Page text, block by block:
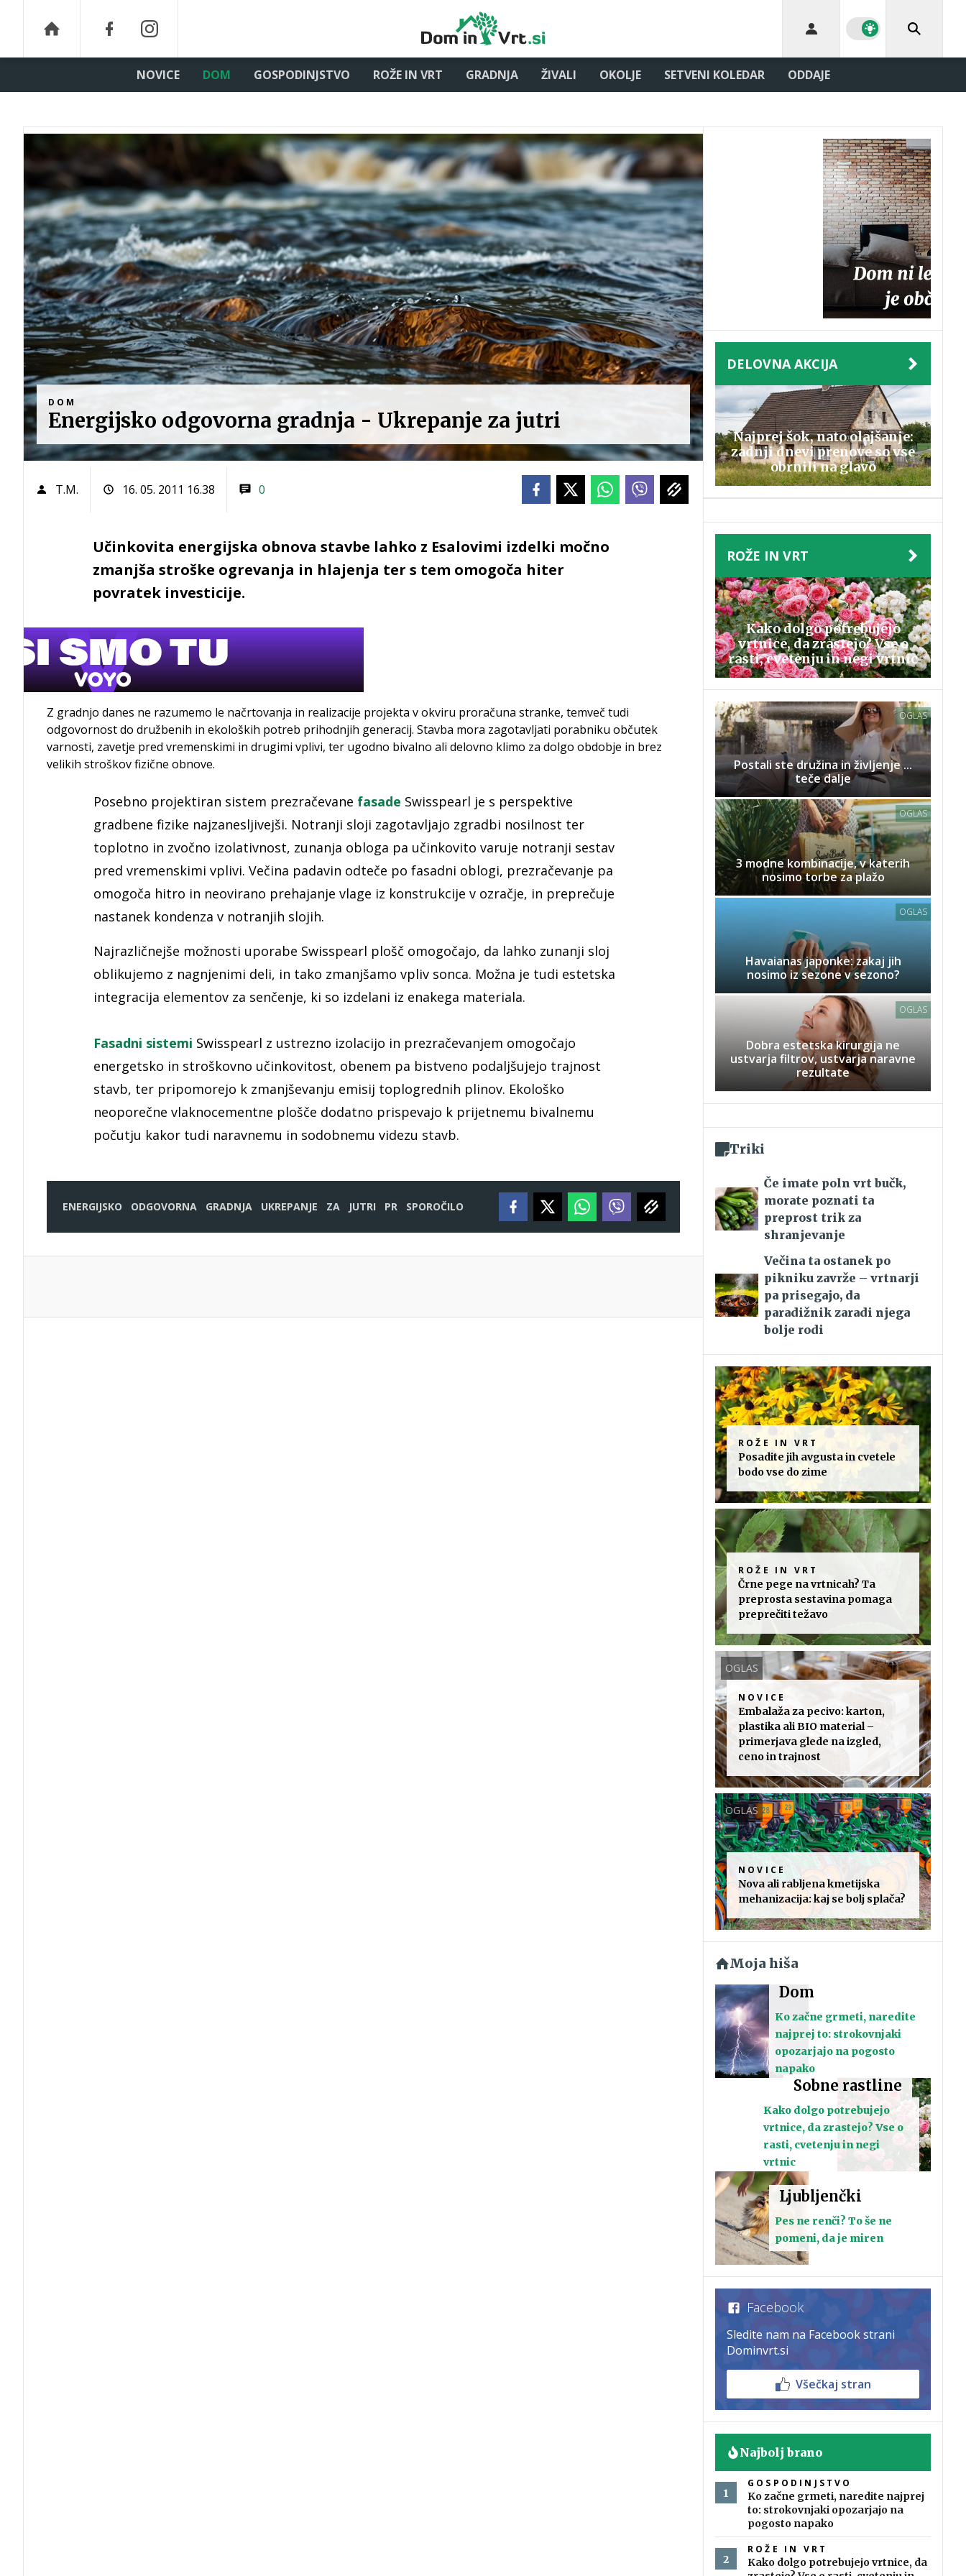
NOVICE DOM GOSPODINJSTVO ROŽE IN VRT GRADNJA ŽIVALI OKOLJE SETVENI KOLEDAR ODDAJE
DOM
Energijsko odgovorna gradnja - Ukrepanje za jutri
T.M. 16. 05. 2011 16.38 0
Učinkovita energijska obnova stavbe lahko z Esalovimi izdelki močno
zmanjša stroške ogrevanja in hlajenja ter s tem omogoča hiter
povratek investicije.
Z gradnjo danes ne razumemo le načrtovanja in realizacije projekta v okviru proračuna stranke, temveč tudi
odgovornost do družbenih in ekoloških potreb prihodnjih generacij. Stavba mora zagotavljati porabniku občutek
varnosti, zavetje pred vremenskimi in drugimi vplivi, ter ugodno bivalno ali delovno klimo za dolgo obdobje in brez
velikih stroškov fizične obnove.
Posebno projektiran sistem prezračevane fasade Swisspearl je s perspektive
gradbene fizike najzanesljivejši. Notranji sloji zagotavljajo zgradbi nosilnost ter
toplotno in zvočno izolativnost, zunanja obloga pa učinkovito varuje notranji sestav
pred vremenskimi vplivi. Večina padavin odteče po fasadni oblogi, prezračevanje pa
omogoča hitro in neovirano prehajanje vlage iz konstrukcije v ozračje, in preprečuje
nastanek kondenza v notranjih slojih.
Najrazličnejše možnosti uporabe Swisspearl plošč omogočajo, da lahko zunanji sloj
oblikujemo z nagnjenimi deli, in tako zmanjšamo vpliv sonca. Možna je tudi estetska
integracija elementov za senčenje, ki so izdelani iz enakega materiala.
Fasadni sistemi Swisspearl z ustrezno izolacijo in prezračevanjem omogočajo
energetsko in stroškovno učinkovitost, obenem pa bistveno podaljšujejo trajnost
stavb, ter pripomorejo k zmanjševanju emisij toplogrednih plinov. Ekološko
neoporečne vlaknocementne plošče dodatno prispevajo k prijetnemu bivalnemu
počutju kakor tudi naravnemu in sodobnemu videzu stavb.
ENERGIJSKO ODGOVORNA GRADNJA UKREPANJE ZA JUTRI PR SPOROČILO
DELOVNA AKCIJA
Najprej šok, nato olajšanje:
zadnji dnevi prenove so vse
obrnili na glavo
ROŽE IN VRT
Kako dolgo potrebujejo
vrtnice, da zrastejo? Vse o
rasti, cvetenju in negi vrtnic
OGLAS
Postali ste družina in življenje ...
teče dalje
OGLAS
3 modne kombinacije, v katerih
nosimo torbe za plažo
OGLAS
Havaianas japonke: zakaj jih
nosimo iz sezone v sezono?
OGLAS
Dobra estetska kirurgija ne
ustvarja filtrov, ustvarja naravne
rezultate
Triki
Če imate poln vrt bučk,
morate poznati ta
preprost trik za
shranjevanje
Večina ta ostanek po
pikniku zavrže – vrtnarji
pa prisegajo, da
paradižnik zaradi njega
bolje rodi
ROŽE IN VRT
Posadite jih avgusta in cvetele
bodo vse do zime
ROŽE IN VRT
Črne pege na vrtnicah? Ta
preprosta sestavina pomaga
preprečiti težavo
OGLAS
NOVICE
Embalaža za pecivo: karton,
plastika ali BIO material –
primerjava glede na izgled,
ceno in trajnost
OGLAS
NOVICE
Nova ali rabljena kmetijska
mehanizacija: kaj se bolj splača?
Moja hiša
Dom
Ko začne grmeti, naredite
najprej to: strokovnjaki
opozarjajo na pogosto
napako
Sobne rastline
Kako dolgo potrebujejo
vrtnice, da zrastejo? Vse o
rasti, cvetenju in negi
vrtnic
Ljubljenčki
Pes ne renči? To še ne
pomeni, da je miren
Facebook
Sledite nam na Facebook strani
Dominvrt.si
Všečkaj stran
Najbolj brano
GOSPODINJSTVO
Ko začne grmeti, naredite najprej
to: strokovnjaki opozarjajo na
pogosto napako
ROŽE IN VRT
Kako dolgo potrebujejo vrtnice, da